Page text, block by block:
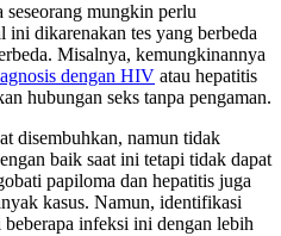
mungkin perlu
ini dikarenakan tes yang berbeda
Misalnya, kemungkinannya
dengan HIV atau hepatitis
hubungan seks tanpa pengaman.
disembuhkan, namun tidak
baik saat ini tetapi tidak dapat
papiloma dan hepatitis juga
kasus. Namun, identifikasi
infeksi ini dengan lebih